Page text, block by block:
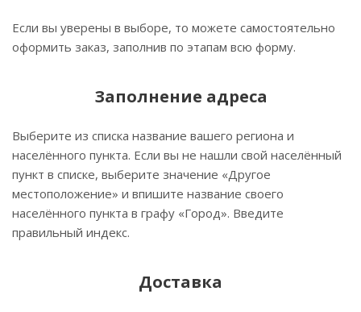
Если вы уверены в выборе, то можете самостоятельно
оформить заказ, заполнив по этапам всю форму.
Заполнение адреса
Выберите из списка название вашего региона и
населённого пункта. Если вы не нашли свой населённый
пункт в списке, выберите значение «Другое
местоположение» и впишите название своего
населённого пункта в графу «Город». Введите
правильный индекс.
Доставка